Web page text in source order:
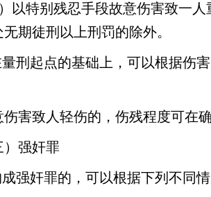
）以特别残忍手段故意伤害致一
期徒刑以上刑罚的除外。
刑起点的基础上，可以根据伤
伤害致人轻伤的，伤残程度可在
）强奸罪
强奸罪的，可以根据下列不同